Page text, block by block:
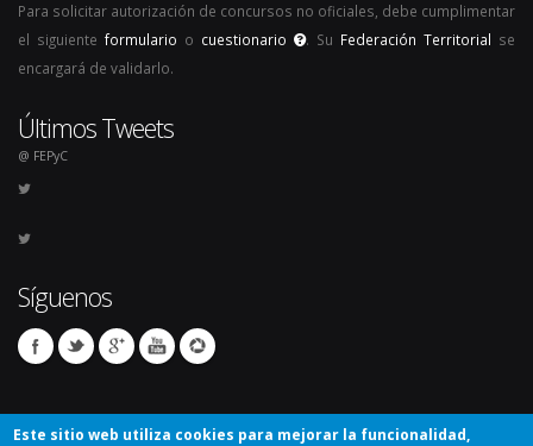
Para solicitar autorización de concursos no oficiales, debe cumplimentar
el siguiente formulario o cuestionario . Su Federación Territorial se
encargará de validarlo.
Últimos Tweets
@ FEPyC
Síguenos
Este sitio web utiliza cookies para mejorar la funcionalidad,